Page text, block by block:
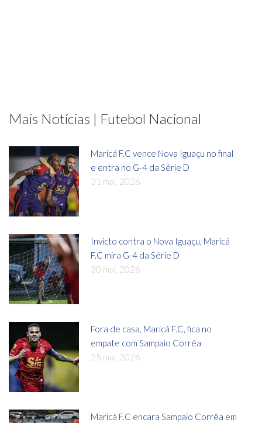
Mais Notícias | Futebol Nacional
Maricá F.C vence Nova Iguaçu no final
e entra no G-4 da Série D
31 mai, 2026
Invicto contra o Nova Iguaçu, Maricá
F.C mira G-4 da Série D
30 mai, 2026
Fora de casa, Maricá F.C, fica no
empate com Sampaio Corrêa
25 mai, 2026
Maricá F.C encara Sampaio Corrêa em